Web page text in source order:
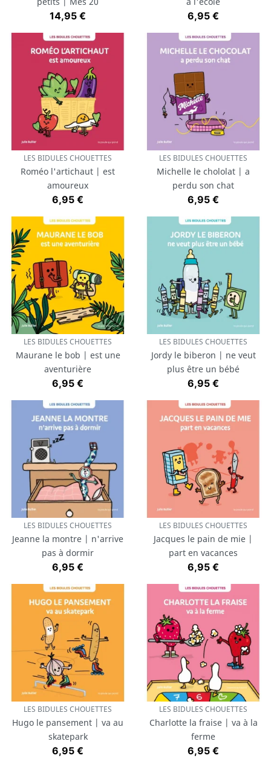
Prix
14,95 € Prix
6,95 €
LES BIDULES CHOUETTES
Roméo l'artichaut | est
amoureux
Prix
6,95 €
LES BIDULES CHOUETTES
Michelle le chololat | a
perdu son chat
Prix
6,95 €
LES BIDULES CHOUETTES
Maurane le bob | est une
aventurière
Prix
6,95 €
LES BIDULES CHOUETTES
Jordy le biberon | ne veut
plus être un bébé
Prix
6,95 €
LES BIDULES CHOUETTES
Jeanne la montre | n'arrive
pas à dormir
Prix
6,95 €
LES BIDULES CHOUETTES
Jacques le pain de mie |
part en vacances
Prix
6,95 €
LES BIDULES CHOUETTES
Hugo le pansement | va au
skatepark
Prix
6,95 €
LES BIDULES CHOUETTES
Charlotte la fraise | va à la
ferme
Prix
6,95 €